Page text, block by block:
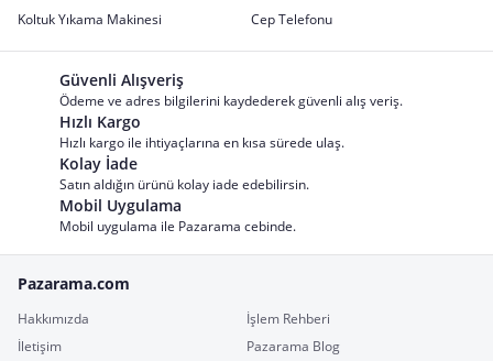
Koltuk Yıkama Makinesi
Cep Telefonu
Güvenli Alışveriş
Ödeme ve adres bilgilerini kaydederek güvenli alış veriş.
Hızlı Kargo
Hızlı kargo ile ihtiyaçlarına en kısa sürede ulaş.
Kolay İade
Satın aldığın ürünü kolay iade edebilirsin.
Mobil Uygulama
Mobil uygulama ile Pazarama cebinde.
Pazarama.com
Hakkımızda
İşlem Rehberi
İletişim
Pazarama Blog